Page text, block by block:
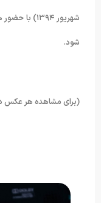
شود.
(برای مشاهده هر عکس